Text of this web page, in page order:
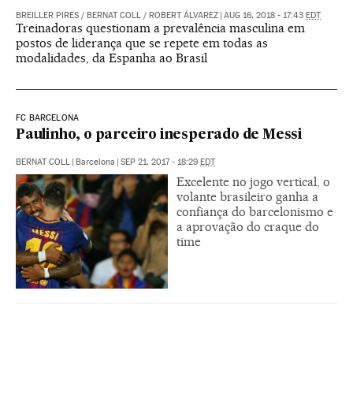
BREILLER PIRES / BERNAT COLL / ROBERT ÁLVAREZ AUG 16, 2018 - 17:43 EDT
Treinadoras questionam a prevalência masculina em
postos de liderança que se repete em todas as
modalidades, da Espanha ao Brasil
FC BARCELONA
Paulinho, o parceiro inesperado de Messi
BERNAT COLL Barcelona SEP 21, 2017 - 18:29 EDT
Excelente no jogo vertical, o
volante brasileiro ganha a
confiança do barcelonismo e
a aprovação do craque do
time